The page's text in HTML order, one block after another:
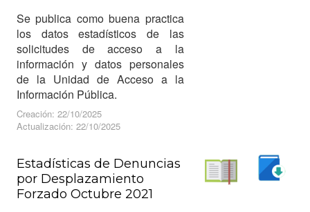
Se publica como buena practica
los datos estadísticos de las
solicitudes de acceso a la
información y datos personales
de la Unidad de Acceso a la
Información Pública.
Creación: 22/10/2025
Actualización: 22/10/2025
Estadísticas de Denuncias
por Desplazamiento
Forzado Octubre 2021